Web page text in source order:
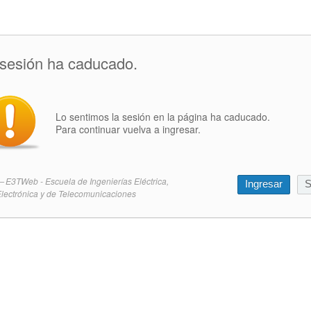
ha caducado.
Lo sentimos la sesión en la página ha caducado.
Para continuar vuelva a ingresar.
E3TWeb - Escuela de Ingenierías Eléctrica,
y de Telecomunicaciones
Ingresar